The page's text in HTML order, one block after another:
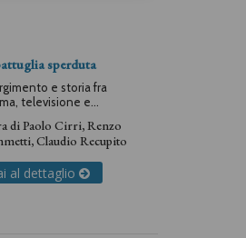
sperduta
e storia fra
televisione e
diPaolo Cirri,Renzo
,Claudio Recupito
al dettaglio